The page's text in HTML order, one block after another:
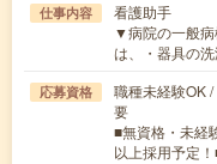
仕事内容
看護助手
▼病院の一般病
は、・器具の
応募資格
職種未経験OK
要
■無資格・未経
以上採用予定